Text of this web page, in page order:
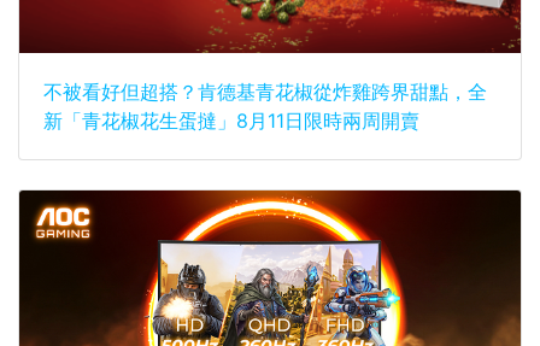
不被看好但超搭？肯德基青花椒從炸雞跨界甜點，全
新「青花椒花生蛋撻」8月11日限時兩周開賣